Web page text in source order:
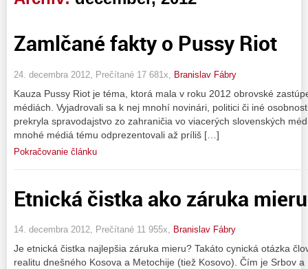
Zamlčané fakty o Pussy Riot
24. decembra 2012, Prečítané 17 681x, Branislav Fábry
Kauza Pussy Riot je téma, ktorá mala v roku 2012 obrovské
médiách. Vyjadrovali sa k nej mnohí novinári, politici či iné
prekryla spravodajstvo zo zahraničia vo viacerých slovenských
mnohé médiá tému odprezentovali až príliš […]
Pokračovanie článku
Etnická čistka ako záruka
14. decembra 2012, Prečítané 11 955x, Branislav Fábry
Je etnická čistka najlepšia záruka mieru? Takáto cynická otázka
realitu dnešného Kosova a Metochije (tiež Kosovo). Čím je Srbov